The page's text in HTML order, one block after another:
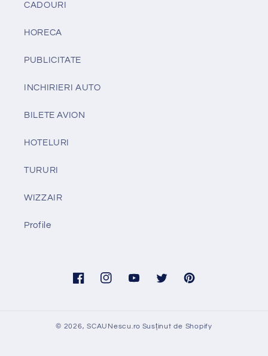
CADOURI
HORECA
PUBLICITATE
INCHIRIERI AUTO
BILETE AVION
HOTELURI
TURURI
WIZZAIR
Profile
FacebookInstagramYouTubeTwitter Pinterest
© 2026,SCAUNescu.ro Susținut de Shopify